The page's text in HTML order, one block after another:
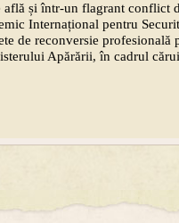
și într-un flagrant conflict
Internațional pentru
de reconversie
Apărării, în cadrul